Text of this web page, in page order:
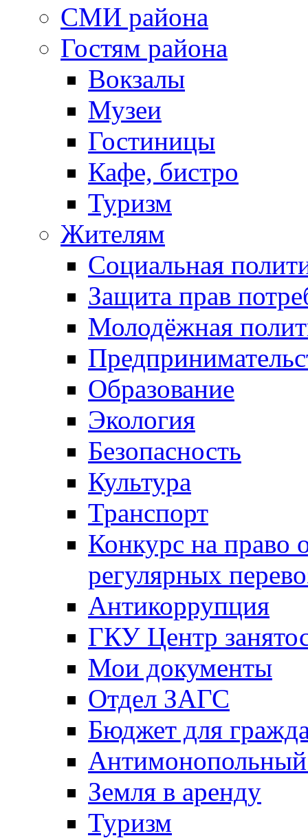
СМИ района
Гостям района
Вокзалы
Музеи
Гостиницы
Кафе, бистро
Туризм
Жителям
Социальная
Защита прав
Молодёжная
Образование
Экология
Безопасность
Культура
Транспорт
Конкурс на право
регулярных
Антикоррупция
ГКУ Центр
Мои документы
Отдел ЗАГС
Бюджет для
Антимонопольный
Земля в аренду
Туризм